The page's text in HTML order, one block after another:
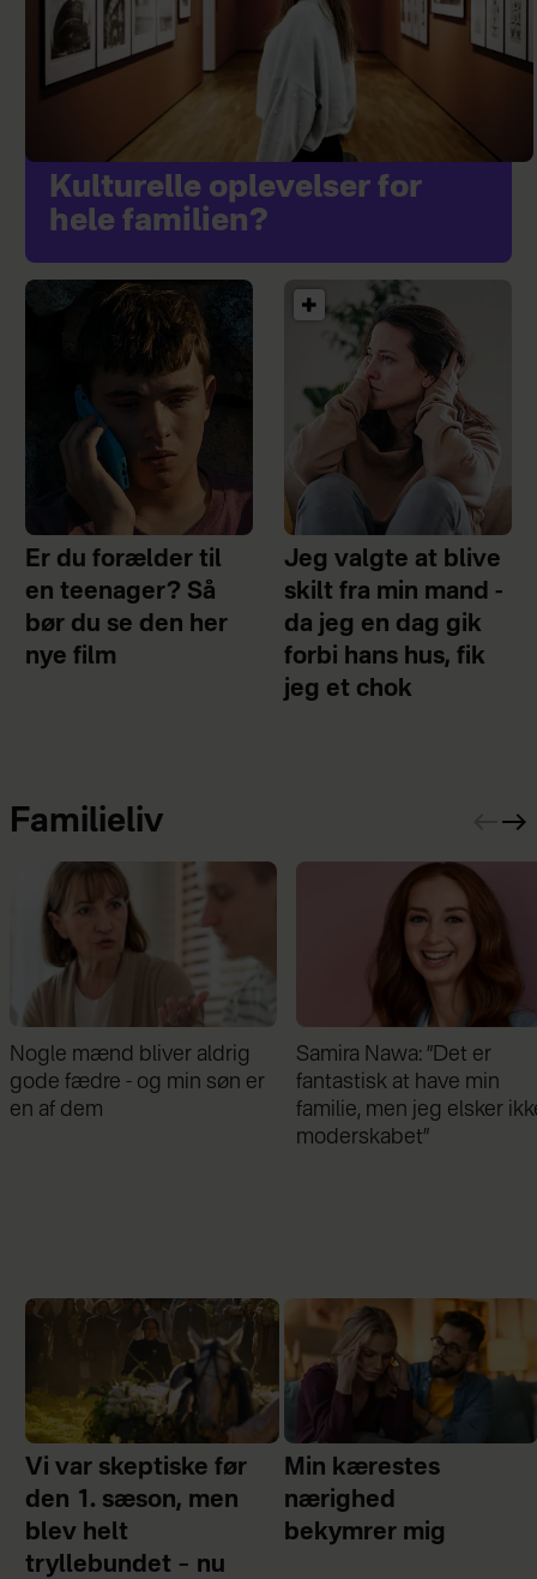
Kulturelle oplevelser for
hele familien?
Er du forælder til
en teenager? Så
bør du se den her
nye film
Jeg valgte at blive
skilt fra min mand -
da jeg en dag gik
forbi hans hus, fik
jeg et chok
Familieliv
Nogle mænd bliver aldrig
gode fædre - og min søn er
en af dem
Samira Nawa: ”Det er
fantastisk at have min
familie, men jeg elsker
moderskabet”
Vi var skeptiske før
den 1. sæson, men
blev helt
tryllebundet – nu
Min kærestes
nærighed
bekymrer mig